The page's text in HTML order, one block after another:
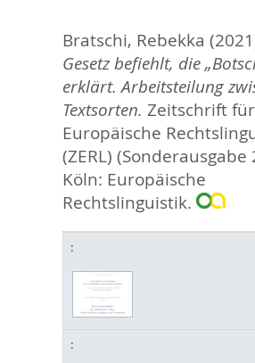
hier:
Bratschi, Rebekka
Gesetz befiehlt, die
erklärt. Arbeitsteilung
Textsorten. Zeitschrift für
Europäische
(ZERL) (Sonderausgabe
Köln: Europäische
Rechtslinguistik.